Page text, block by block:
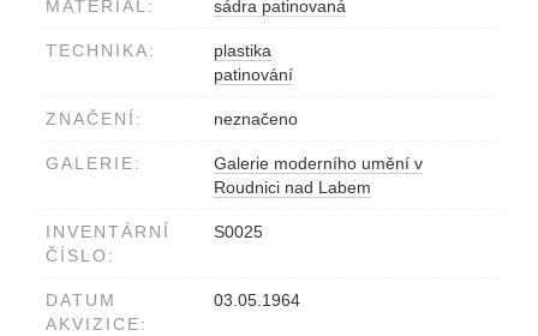
MATERIÁL: sádra patinovaná
TECHNIKA:
plastika
patinování
ZNAČENÍ: neznačeno
GALERIE:
Galerie moderního umění v
Roudnici nad Labem
INVENTÁRNÍ
ČÍSLO:
S0025
DATUM
AKVIZICE:
03.05.1964